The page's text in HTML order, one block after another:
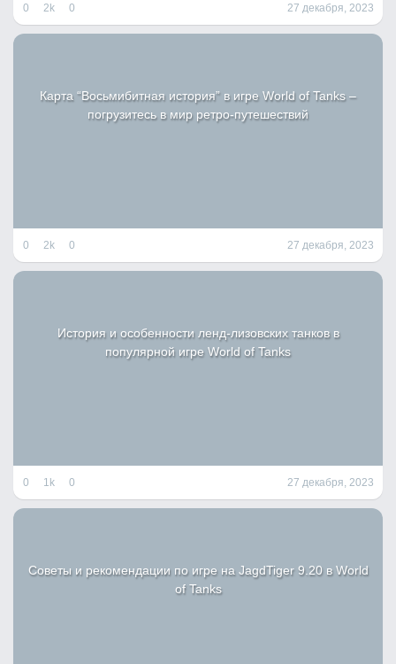
0 2k 0 27 декабря, 2023
Карта “Восьмибитная история” в игре World of Tanks –
погрузитесь в мир ретро-путешествий
0 2k 0 27 декабря, 2023
История и особенности ленд-лизовских танков в
популярной игре World of Tanks
0 1k 0 27 декабря, 2023
Советы и рекомендации по игре на JagdTiger 9.20 в World
of Tanks